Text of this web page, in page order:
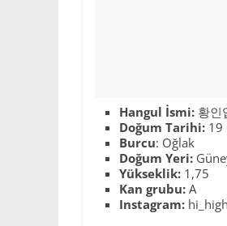
Hangul İsmi: 황인
Doğum Tarihi: 19
Burcu: Oğlak
Doğum Yeri:
Yükseklik: 1,75
Kan grubu: A
Instagram: